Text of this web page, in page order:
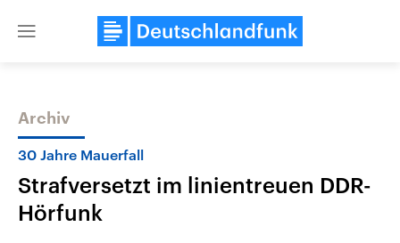
Close
Themen
Archiv
30 Jahre Mauerfall
Strafversetzt im linientreuen DDR-
Hörfunk